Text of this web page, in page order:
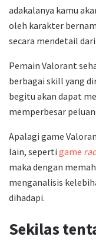
adakalanya kamu
oleh karakter
secara mendetail
Pemain Valorant
berbagai skill yang
begitu akan dapat
memperbesar
Apalagi game
lain, seperti game
maka dengan
menganalisis
dihadapi.
Sekilas